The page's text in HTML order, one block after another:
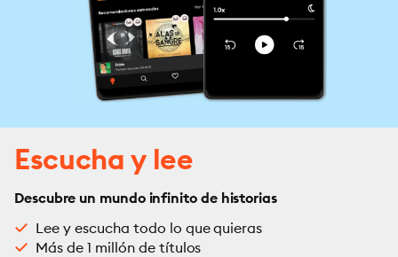
Escucha y lee
Descubre un mundo infinito de historias
Lee y escucha todo lo que quieras
Más de 1 millón de títulos